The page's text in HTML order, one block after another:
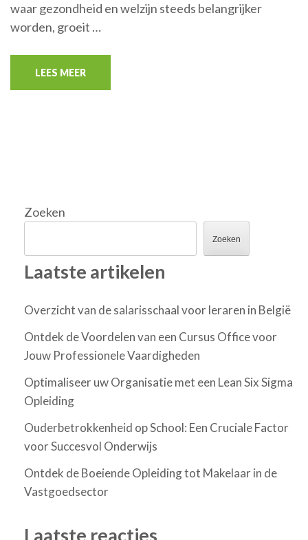
waar gezondheid en welzijn steeds belangrijker
worden, groeit …
LEES MEER
Zoeken
Zoeken
Laatste artikelen
Overzicht van de salarisschaal voor leraren in België
Ontdek de Voordelen van een Cursus Office voor
Jouw Professionele Vaardigheden
Optimaliseer uw Organisatie met een Lean Six Sigma
Opleiding
Ouderbetrokkenheid op School: Een Cruciale Factor
voor Succesvol Onderwijs
Ontdek de Boeiende Opleiding tot Makelaar in de
Vastgoedsector
Laatste reacties